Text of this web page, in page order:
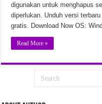
digunakan untuk menghapus
diperlukan. Unduh versi
gratis. Download Now OS:
Read More »